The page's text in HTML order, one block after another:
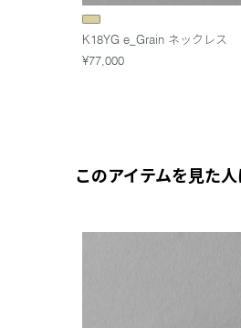
K18YG e_Grain ネックレス
¥77,000
このアイテムを見た